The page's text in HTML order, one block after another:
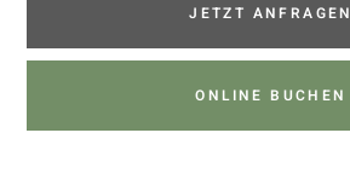
JETZT ANFRAGEN
ONLINE BUCHEN